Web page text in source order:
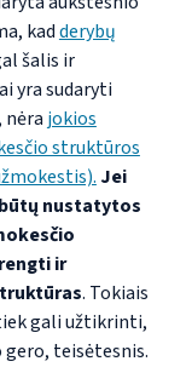
kadderybų
šalis ir
yra sudaryti
jokios
struktūros
Jei
nustatytos
ir
. Tokiais
gali užtikrinti,
gero, teisėtesnis.